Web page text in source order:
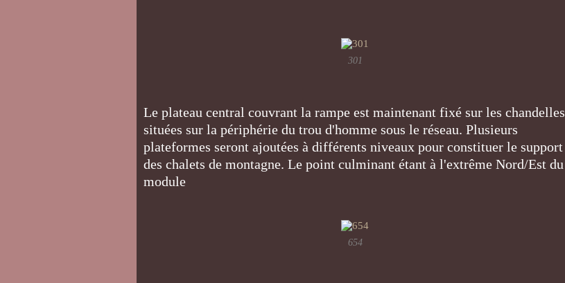
301
Le plateau central couvrant la rampe est maintenant fixé sur les chandelles
situées sur la périphérie du trou d'homme sous le réseau. Plusieurs
plateformes seront ajoutées à différents niveaux pour constituer le support
des chalets de montagne. Le point culminant étant à l'extrême Nord/Est du
module
654